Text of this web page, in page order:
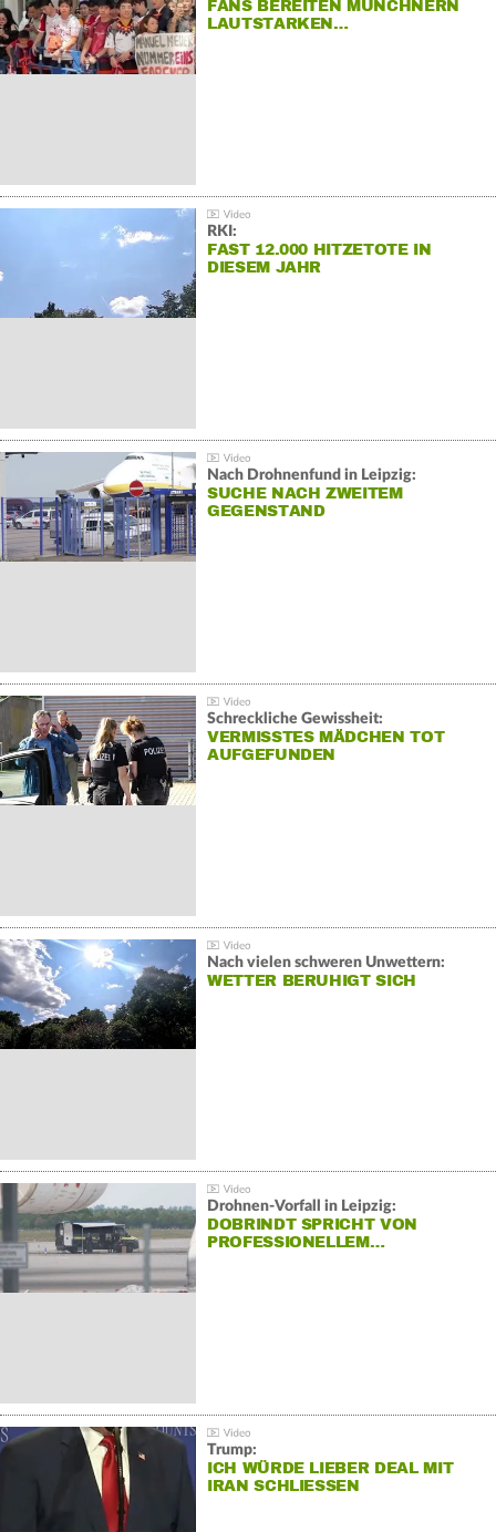
FANS BEREITEN MÜNCHNERN
LAUTSTARKEN…
RKI:
FAST 12.000 HITZETOTE IN
DIESEM JAHR
Nach Drohnenfund in Leipzig:
SUCHE NACH ZWEITEM
GEGENSTAND
Schreckliche Gewissheit:
VERMISSTES MÄDCHEN TOT
AUFGEFUNDEN
Nach vielen schweren Unwettern:
WETTER BERUHIGT SICH
Drohnen-Vorfall in Leipzig:
DOBRINDT SPRICHT VON
PROFESSIONELLEM…
Trump:
ICH WÜRDE LIEBER DEAL MIT
IRAN SCHLIESSEN